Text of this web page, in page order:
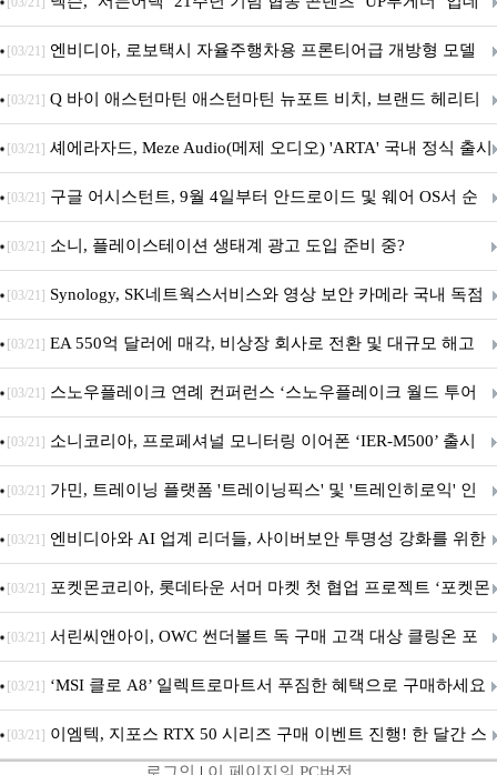
이트
[03/21] 엔비디아, 로보택시 자율주행차용 프론티어급 개방형 모델
‘알파마요 2 슈퍼’ 상업적 이용 가능
[03/21] Q 바이 애스턴마틴 애스턴마틴 뉴포트 비치, 브랜드 헤리티
지 담은 ‘헤리티지 에디션 컬렉션’ 공개
[03/21] 셰에라자드, Meze Audio(메제 오디오) 'ARTA' 국내 정식 출시
[03/21] 구글 어시스턴트, 9월 4일부터 안드로이드 및 웨어 OS서 순
차 서비스 종료
[03/21] 소니, 플레이스테이션 생태계 광고 도입 준비 중?
[03/21] Synology, SK네트웍스서비스와 영상 보안 카메라 국내 독점
판매 파트너십 체결
[03/21] EA 550억 달러에 매각, 비상장 회사로 전환 및 대규모 해고
전망
[03/21] 스노우플레이크 연례 컨퍼런스 ‘스노우플레이크 월드 투어
서울’ 개최
[03/21] 소니코리아, 프로페셔널 모니터링 이어폰 ‘IER-M500’ 출시
[03/21] 가민, 트레이닝 플랫폼 '트레이닝픽스' 및 '트레인히로익' 인
수로 선수와 코치에 맞춤형 훈련 지원 확대
[03/21] 엔비디아와 AI 업계 리더들, 사이버보안 투명성 강화를 위한
SAFE 가이드라인 제안
[03/21] 포켓몬코리아, 롯데타운 서머 마켓 첫 협업 프로젝트 ‘포켓몬
별빛낙원’ 개최
[03/21] 서린씨앤아이, OWC 썬더볼트 독 구매 고객 대상 클링온 포
트 고정 홀더 증정 이벤트 앵콜 연장 진행
[03/21] ‘MSI 클로 A8’ 일렉트로마트서 푸짐한 혜택으로 구매하세요
[03/21] 이엠텍, 지포스 RTX 50 시리즈 구매 이벤트 진행! 한 달간 스